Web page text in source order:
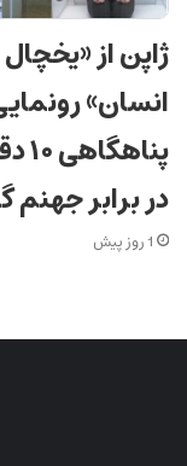
ژاپن از «یخچال
انسان»
در برابر جهنم
1 روز پیش